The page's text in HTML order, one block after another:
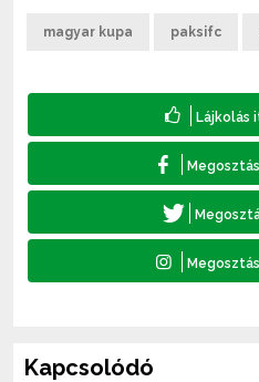
magyar kupa paksifc
Kapcsolódó